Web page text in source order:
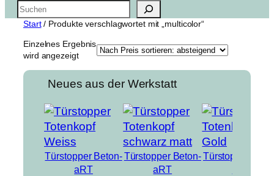
Suchen
Start/ Produkte verschlagwortet mit „multicolor“
Einzelnes Ergebnis
wird angezeigt
Neues aus der Werkstatt
Türstopper Beton-
aRT
Türstopper Beton-
aRT
Türstopper